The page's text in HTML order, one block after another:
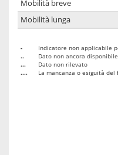
Mobilità breve
Mobilità lunga
-
Indicatore non applicabile
..
Dato non ancora disponibile
...
Dato non rilevato
....
La mancanza o esiguità